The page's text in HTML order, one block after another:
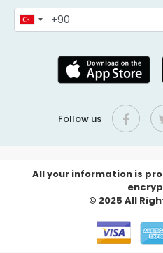
Follow us
All your information is
© 2025 All